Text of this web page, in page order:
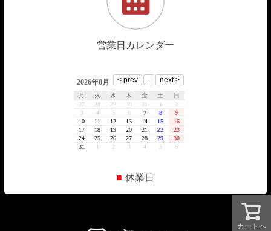
カートへ
営業日カレンダー
■ 休業日